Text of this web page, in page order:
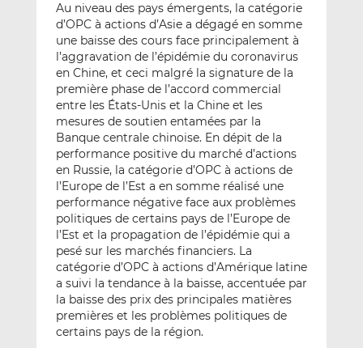
Au niveau des pays émergents, la catégorie
d’OPC à actions d’Asie a dégagé en somme
une baisse des cours face principalement à
l’aggravation de l’épidémie du coronavirus
en Chine, et ceci malgré la signature de la
première phase de l’accord commercial
entre les États-Unis et la Chine et les
mesures de soutien entamées par la
Banque centrale chinoise. En dépit de la
performance positive du marché d’actions
en Russie, la catégorie d’OPC à actions de
l’Europe de l’Est a en somme réalisé une
performance négative face aux problèmes
politiques de certains pays de l’Europe de
l’Est et la propagation de l’épidémie qui a
pesé sur les marchés financiers. La
catégorie d’OPC à actions d’Amérique latine
a suivi la tendance à la baisse, accentuée par
la baisse des prix des principales matières
premières et les problèmes politiques de
certains pays de la région.